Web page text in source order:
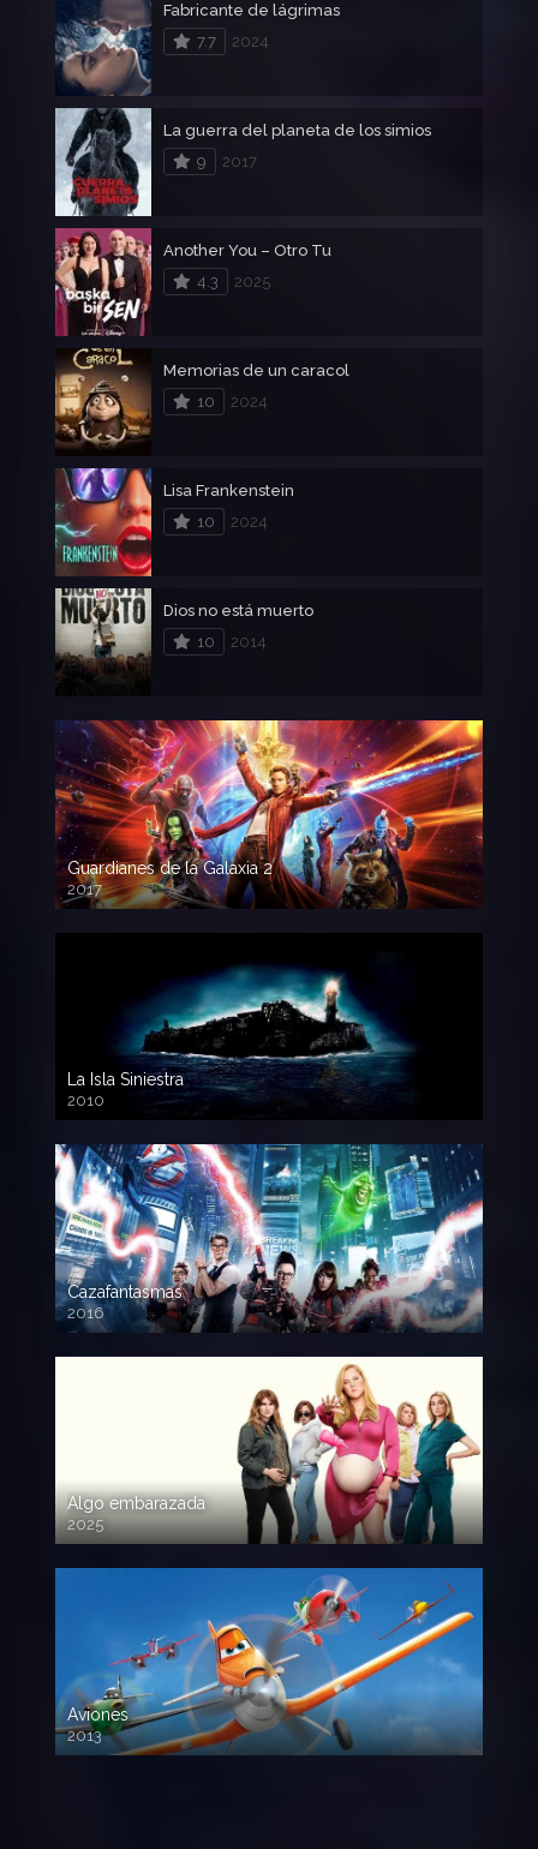
Fabricante de lágrimas
7.7
2024
La guerra del planeta de los simios
9
2017
Another You – Otro Tu
4.3
2025
Memorias de un caracol
10
2024
Lisa Frankenstein
10
2024
Dios no está muerto
10
2014
Guardianes de la Galaxia 2
2017
720p HD
La Isla Siniestra
2010
720p HD
Cazafantasmas
2016
720p HD
Algo embarazada
2025
720p HD
Aviones
2013
720 HD